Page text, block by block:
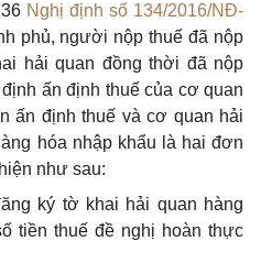
Nghị định số 134/2016/NĐ-
phủ, người nộp thuế đã nộp
hải quan đồng thời đã nộp
ấn định thuế của cơ quan
ấn định thuế và cơ quan hải
hóa nhập khẩu là hai đơn
như sau:
ăng ký tờ khai hải quan hàng
tiền thuế đề nghị hoàn thực